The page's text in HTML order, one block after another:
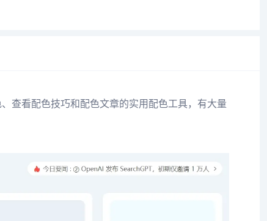
查看配色技巧和配色文章的实用配色工具，有大量